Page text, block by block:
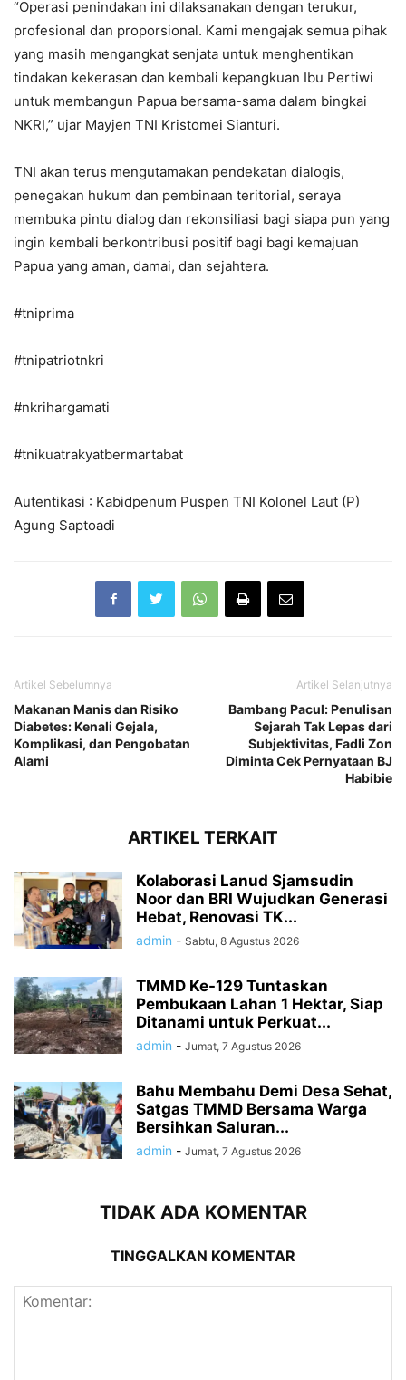
“Operasi penindakan ini dilaksanakan dengan terukur,
profesional dan proporsional. Kami mengajak semua pihak
yang masih mengangkat senjata untuk menghentikan
tindakan kekerasan dan kembali kepangkuan Ibu Pertiwi
untuk membangun Papua bersama-sama dalam bingkai
NKRI,” ujar Mayjen TNI Kristomei Sianturi.
TNI akan terus mengutamakan pendekatan dialogis,
penegakan hukum dan pembinaan teritorial, seraya
membuka pintu dialog dan rekonsiliasi bagi siapa pun yang
ingin kembali berkontribusi positif bagi bagi kemajuan
Papua yang aman, damai, dan sejahtera.
#tniprima
#tnipatriotnkri
#nkrihargamati
#tnikuatrakyatbermartabat
Autentikasi : Kabidpenum Puspen TNI Kolonel Laut (P)
Agung Saptoadi
Artikel Sebelumnya
Makanan Manis dan Risiko
Diabetes: Kenali Gejala,
Komplikasi, dan Pengobatan
Alami
Artikel Selanjutnya
Bambang Pacul: Penulisan
Sejarah Tak Lepas dari
Subjektivitas, Fadli Zon
Diminta Cek Pernyataan BJ
Habibie
ARTIKEL TERKAIT
Kolaborasi Lanud Sjamsudin
Noor dan BRI Wujudkan Generasi
Hebat, Renovasi TK...
admin - Sabtu, 8 Agustus 2026
TMMD Ke-129 Tuntaskan
Pembukaan Lahan 1 Hektar, Siap
Ditanami untuk Perkuat...
admin - Jumat, 7 Agustus 2026
Bahu Membahu Demi Desa Sehat,
Satgas TMMD Bersama Warga
Bersihkan Saluran...
admin - Jumat, 7 Agustus 2026
TIDAK ADA KOMENTAR
TINGGALKAN KOMENTAR